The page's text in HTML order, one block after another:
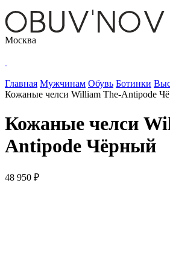
Москва
Главная Мужчинам Обувь Ботинки
Кожаные челси William The-Antipode
Кожаные челси
Antipode Чёрный
48 950 ₽